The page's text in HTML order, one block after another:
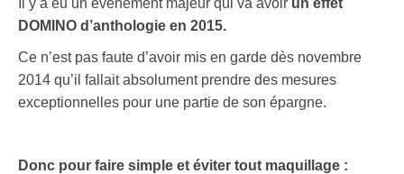
DOMINO d’anthologie en 2015.
Ce n’est pas faute d’avoir mis en garde dès novembre
2014 qu’il fallait absolument prendre des mesures
exceptionnelles pour une partie de son épargne.
Donc pour faire simple et éviter tout maquillage :